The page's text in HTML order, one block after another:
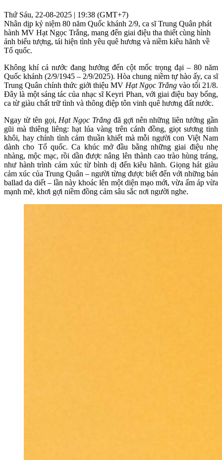
Thứ Sáu, 22-08-2025 | 19:38 (GMT+7)
Nhân dịp kỷ niệm 80 năm Quốc khánh 2/9, ca sĩ Trung Quân phát
hành MV Hạt Ngọc Trắng, mang đến giai điệu tha thiết cùng hình
ảnh biểu tượng, tái hiện tình yêu quê hương và niềm kiêu hãnh về
Tổ quốc.
Không khí cả nước đang hướng đến cột mốc trọng đại – 80 năm
Quốc khánh (2/9/1945 – 2/9/2025). Hòa chung niềm tự hào ấy, ca sĩ
Trung Quân chính thức giới thiệu MV Hạt Ngọc Trắng vào tối 21/8.
Đây là một sáng tác của nhạc sĩ Keyri Phan, với giai điệu bay bổng,
ca từ giàu chất trữ tình và thông điệp tôn vinh quê hương đất nước.
Ngay từ tên gọi, Hạt Ngọc Trắng đã gợi nên những liên tưởng gần
gũi mà thiêng liêng: hạt lúa vàng trên cánh đồng, giọt sương tinh
khôi, hay chính tình cảm thuần khiết mà mỗi người con Việt Nam
dành cho Tổ quốc. Ca khúc mở đầu bằng những giai điệu nhẹ
nhàng, mộc mạc, rồi dần được nâng lên thành cao trào hùng tráng,
như hành trình cảm xúc từ bình dị đến kiêu hãnh. Giọng hát giàu
cảm xúc của Trung Quân – người từng được biết đến với những bản
ballad da diết – lần này khoác lên một diện mạo mới, vừa ấm áp vừa
mạnh mẽ, khơi gợi niềm đồng cảm sâu sắc nơi người nghe.